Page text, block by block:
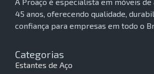
A Proaço é especialista em móveis de
45 anos, oferecendo qualidade,
confiança para empresas em todo o
Categorias
Estantes de Aço